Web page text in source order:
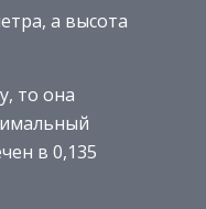
а высота
то она
в 0,135